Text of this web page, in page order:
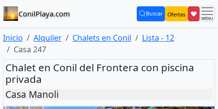
ConilPlaya.com Buscar
(current) Ofertas ❤
Inicio Alquiler Chalets en Conil
Lista - 12
Casa 247
Chalet en Conil del Frontera con piscina
privada
Casa Manoli